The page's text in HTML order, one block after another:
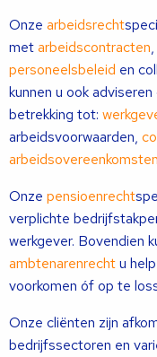
Onze arbeidsrecht
metarbeidscontracten,
personeelsbeleid en
kunnen u ook
betrekking tot:
arbeidsvoorwaarden,
arbeidsovereenkomsten
Onze pensioenrecht
verplichte
werkgever. Bovendien
ambtenarenrechtu
voorkomen óf op te
Onze cliënten zijn
bedrijfssectoren en